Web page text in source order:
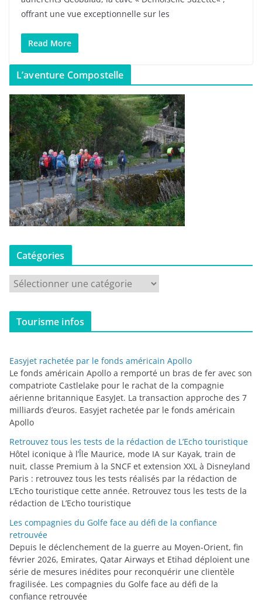
offrant une vue exceptionnelle sur les
Read More
L’aventure Compostelle
Catégories
t
r
i
e
s
Tourisme infos
Easyjet rachetée par le fonds américain Apollo
Le fonds américain Apollo a remporté un bras de fer avec son
compatriote Castlelake pour le rachat de la compagnie
aérienne britannique EasyJet. La transaction approche des 7
milliards d’euros. Easyjet rachetée par le fonds américain
Apollo
Retrouvez tous les tests de la rédaction de L’Echo touristique
Hôtel iconique à l’Île Maurice, mode IA sur Kayak, train de
nuit, classe Premium à la SNCF et extension XXL à Disneyland
Paris : retrouvez tous les tests réalisés par la rédaction de
L’Echo touristique cette année. Retrouvez tous les tests de la
rédaction de L’Echo touristique
Les compagnies du Golfe face au défi de la confiance
retrouvée
Depuis le déclenchement de la guerre au Moyen-Orient, fin
février 2026, Emirates, Qatar Airways et Etihad déploient une
série de mesures inédites pour reconquérir une clientèle
fragilisée. Les compagnies du Golfe face au défi de la
confiance retrouvée